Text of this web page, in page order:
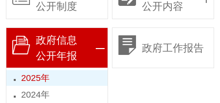
公开制度
公开内容
政府信息
公开年报
2025年
2024年
政府工作报告